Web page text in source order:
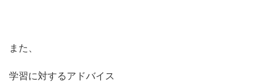
また、
学習に対するアドバイス